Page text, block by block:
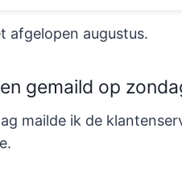
afgelopen augustus.
gemaild op
mailde ik de